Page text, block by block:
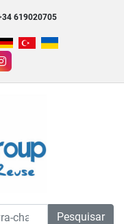
619020705
instagram
Pesquisar